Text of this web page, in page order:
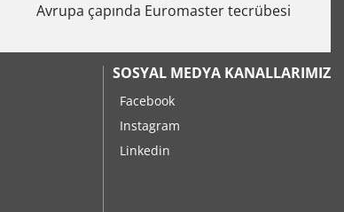
Avrupa çapında Euromaster tecrübesi
SOSYAL MEDYA KANALLARIMIZ
Facebook
Instagram
Linkedin